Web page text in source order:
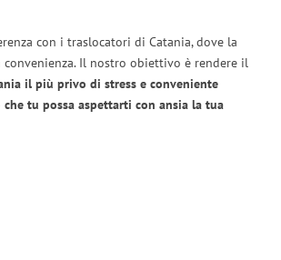
con i traslocatori di Catania, dove la
Il nostro obiettivo è rendere il
il più privo di stress e conveniente
tu possa aspettarti con ansia la tua